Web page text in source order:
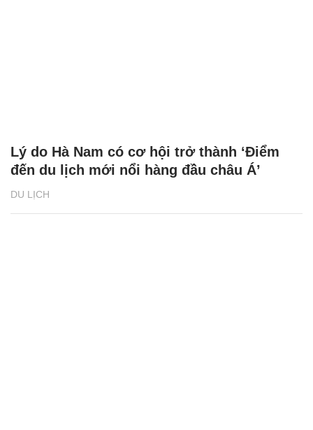
DU LỊCH
Lý do Hà Nam có cơ hội trở thành ‘Điểm
đến du lịch mới nổi hàng đầu châu Á’